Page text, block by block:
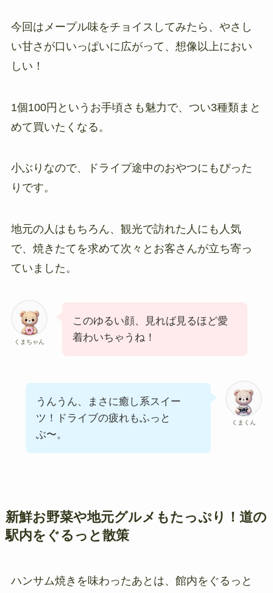
今回はメープル味をチョイスしてみたら、やさし
い甘さが口いっぱいに広がって、想像以上におい
しい！
1個100円というお手頃さも魅力で、つい3種類まと
めて買いたくなる。
小ぶりなので、ドライブ途中のおやつにもぴった
りです。
地元の人はもちろん、観光で訪れた人にも人気
で、焼きたてを求めて次々とお客さんが立ち寄っ
ていました。
くまちゃん
このゆるい顔、見れば見るほど愛
着わいちゃうね！
くまくん
うんうん、まさに癒し系スイー
ツ！ドライブの疲れもふっと
ぶ〜。
新鮮お野菜や地元グルメもたっぷり！道の
駅内をぐるっと散策
ハンサム焼きを味わったあとは、館内をぐるっと